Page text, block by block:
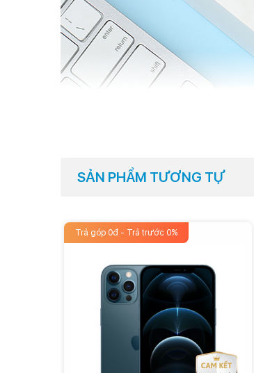
SẢN PHẨM TƯƠNG TỰ
Trả góp 0đ - Trả trước 0%